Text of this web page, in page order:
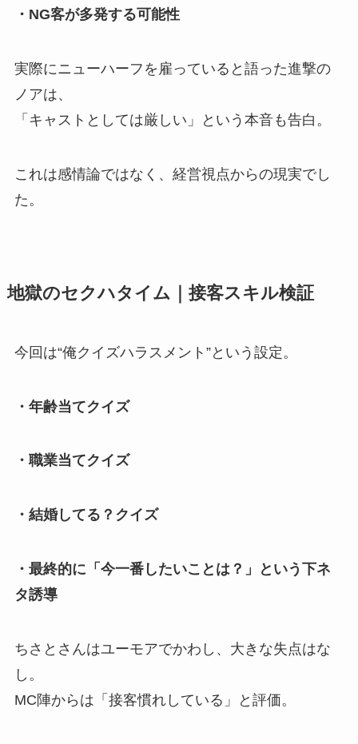
・NG客が多発する可能性
実際にニューハーフを雇っていると語った進撃の
ノアは、
「キャストとしては厳しい」という本音も告白。
これは感情論ではなく、経営視点からの現実でし
た。
地獄のセクハタイム｜接客スキル検証
今回は“俺クイズハラスメント”という設定。
・年齢当てクイズ
・職業当てクイズ
・結婚してる？クイズ
・最終的に「今一番したいことは？」という下ネ
タ誘導
ちさとさんはユーモアでかわし、大きな失点はな
し。
MC陣からは「接客慣れしている」と評価。